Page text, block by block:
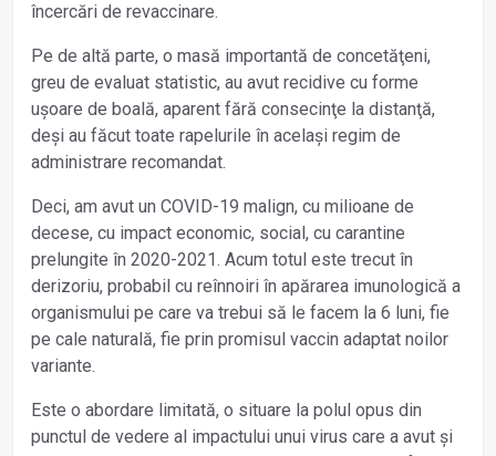
încercări de revaccinare.
Pe de altă parte, o masă importantă de concetăţeni,
greu de evaluat statistic, au avut recidive cu forme
ușoare de boală, aparent fără consecinţe la distanţă,
deși au făcut toate rapelurile în același regim de
administrare recomandat.
Deci, am avut un COVID-19 malign, cu milioane de
decese, cu impact economic, social, cu carantine
prelungite în 2020-2021. Acum totul este trecut în
derizoriu, probabil cu reînnoiri în apărarea imunologică a
organismului pe care va trebui să le facem la 6 luni, fie
pe cale naturală, fie prin promisul vaccin adaptat noilor
variante.
Este o abordare limitată, o situare la polul opus din
punctul de vedere al impactului unui virus care a avut și